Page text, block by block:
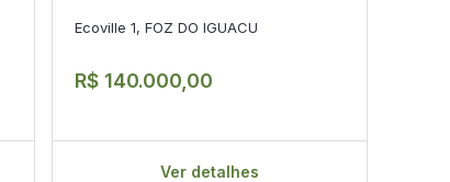
Ecoville 1, FOZ DO IGUACU
R$ 140.000,00
Ver detalhes